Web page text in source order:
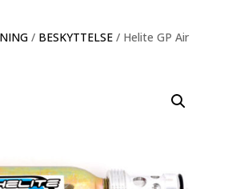
/ BESKYTTELSE/ Helite GP Air